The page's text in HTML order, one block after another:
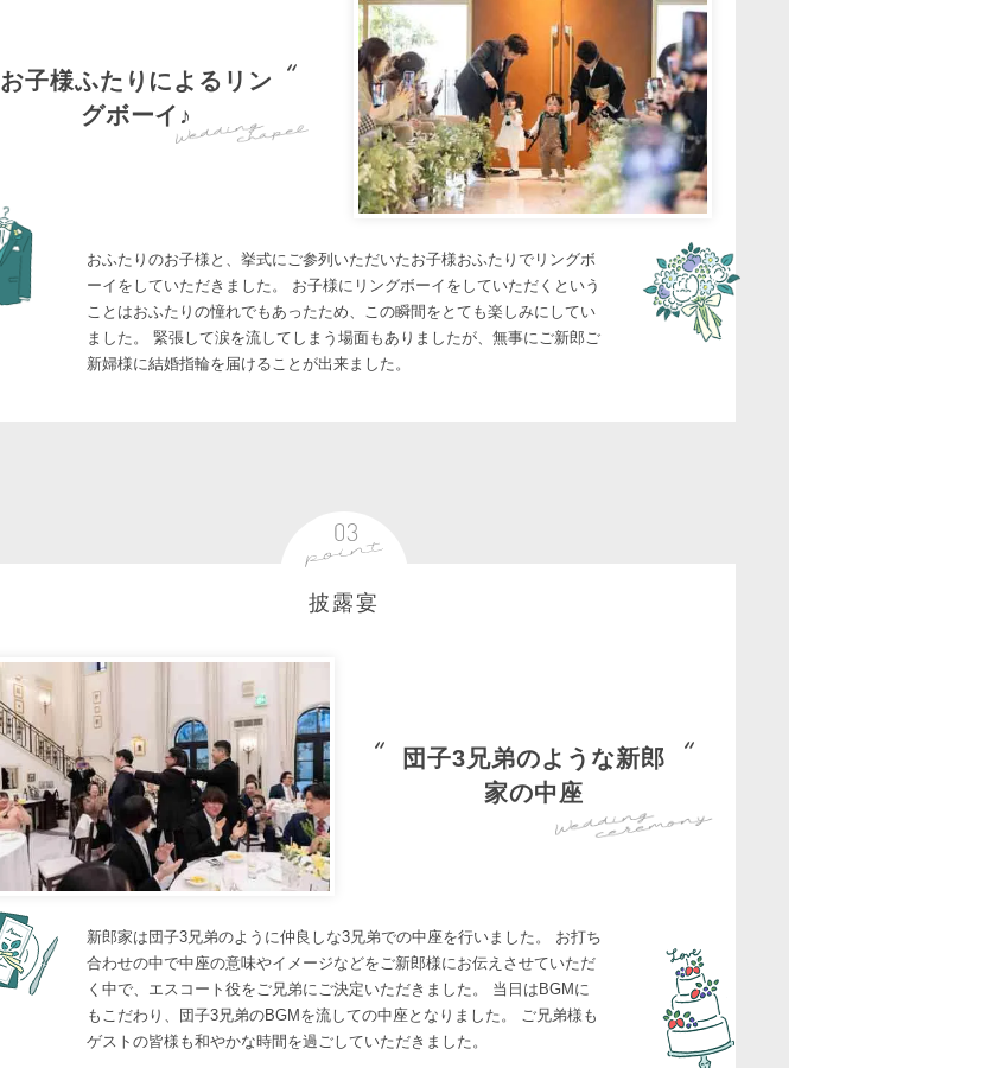
お子様ふたりによるリン
グボーイ♪
おふたりのお子様と、挙式にご参列いただいたお子様おふたりでリングボ
ーイをしていただきました。 お子様にリングボーイをしていただくという
ことはおふたりの憧れでもあったため、この瞬間をとても楽しみにしてい
ました。 緊張して涙を流してしまう場面もありましたが、無事にご新郎ご
新婦様に結婚指輪を届けることが出来ました。
披露宴
団子3兄弟のような新郎
家の中座
新郎家は団子3兄弟のように仲良しな3兄弟での中座を行いました。 お打ち
合わせの中で中座の意味やイメージなどをご新郎様にお伝えさせていただ
く中で、エスコート役をご兄弟にご決定いただきました。 当日はBGMに
もこだわり、団子3兄弟のBGMを流しての中座となりました。 ご兄弟様も
ゲストの皆様も和やかな時間を過ごしていただきました。